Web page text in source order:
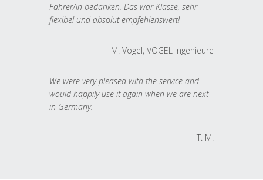
Fahrer/in bedanken. Das war Klasse, sehr
flexibel und absolut empfehlenswert!
M. Vogel, VOGEL Ingenieure
We were very pleased with the service and
would happily use it again when we are next
in Germany.
T. M.